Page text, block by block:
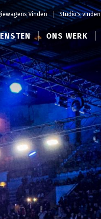
Vinden Studio's vinden
ONS WERK